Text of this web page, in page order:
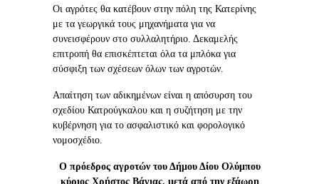
Οι αγρότες θα κατέβουν στην πόλη της Κατερίνης
με τα γεωργικά τους μηχανήματα για να
συνεισφέρουν στο συλλαλητήριο. Δεκαμελής
επιτροπή θα επισκέπτεται όλα τα μπλόκα για
σύσφιξη των σχέσεων όλων των αγροτών.
Απαίτηση των αδικημένων είναι η απόσυρση του
σχεδίου Κατρούγκαλου και η συζήτηση με την
κυβέρνηση για το ασφαλιστικό και φορολογικό
νομοσχέδιο.
Ο πρόεδρος αγροτών του Δήμου Δίου Ολύμπου
κύριος Χρήστος Βάγιας, μετά από την εξάωρη